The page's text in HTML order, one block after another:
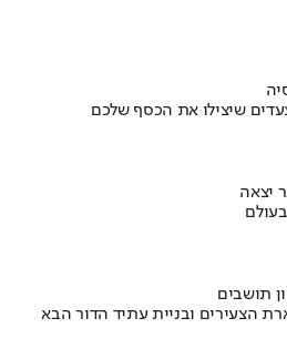
שיצילו את הכסף שלכם
יצאה
הצעירים ובניית עתיד הדור הבא